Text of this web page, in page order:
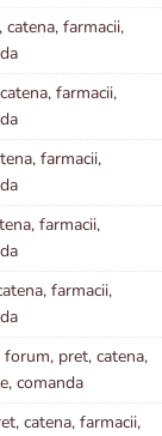
farmacii,
farmacii,
farmacii,
farmacii,
farmacii,
pret, catena,
comanda
catena, farmacii,